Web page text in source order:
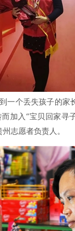
一个丢失孩子的家
加入“宝贝回家寻
志愿者负责人。